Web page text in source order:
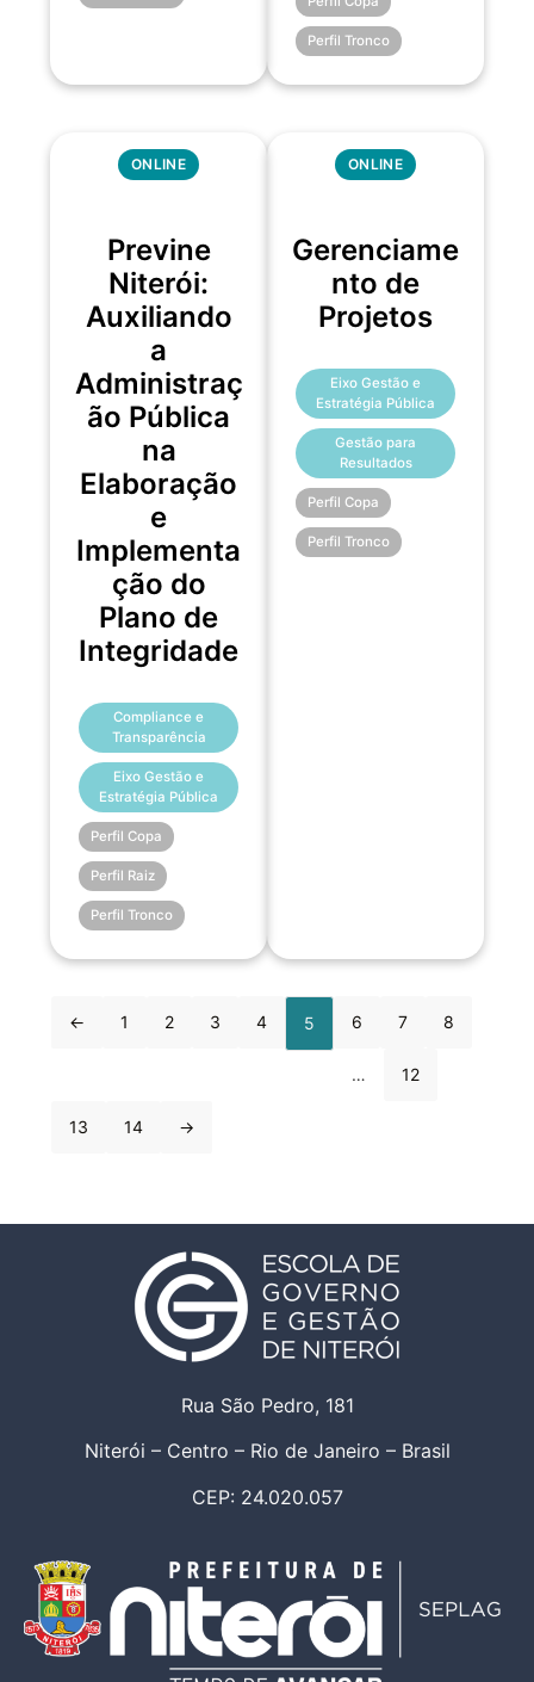
Perfil Tronco
ONLINE
Previne
Niterói:
Auxiliando
a
Administraç
ão Pública
na
Elaboração
e
Implementa
ção do
Plano de
Integridade
Compliance e
Transparência
Eixo Gestão e
Estratégia Pública
Perfil Copa
Perfil Raiz
Perfil Tronco
ONLINE
Gerenciame
nto de
Projetos
Eixo Gestão e
Estratégia Pública
Gestão para
Resultados
Perfil Copa
Perfil Tronco
← 1 2 3 4 5 6 7 8
… 12
13 14 →
Rua São Pedro, 181
Niterói – Centro – Rio de Janeiro – Brasil
CEP: 24.020.057